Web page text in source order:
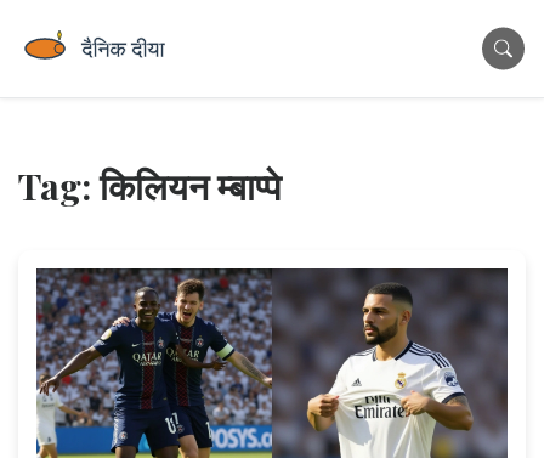
Tag: किलियन म्बाप्पे